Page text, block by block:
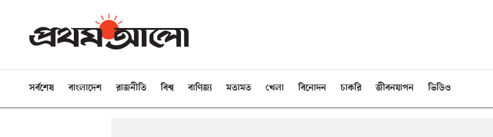
সর্বশেষ বাংলাদেশ রাজনীতি বিশ্ব বাণিজ্য মতামত খেলা বিনোদন চাকরি জীবনযাপন ভিডিও